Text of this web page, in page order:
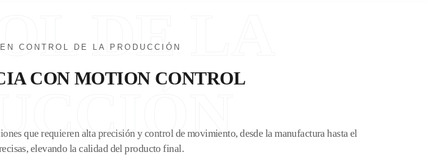
CONTROL DE LA PRODUCCIÓN
DE LA
CON MOTION CONTROL
que requieren alta precisión y control de movimiento, desde la manufactura hasta el
elevando la calidad del producto final.